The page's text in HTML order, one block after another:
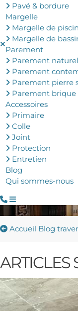
Pavé & bordure
Margelle
Margelle de
Margelle de
Parement
Parement naturel
Parement
Parement pierre
Parement brique
Accessoires
Primaire
Colle
Joint
Protection
Entretien
Blog
Qui sommes-nous
Accueil Blog
ARTICLES